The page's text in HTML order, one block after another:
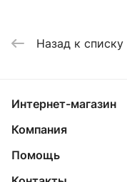
Назад к списку
Интернет-магазин
Компания
Помощь